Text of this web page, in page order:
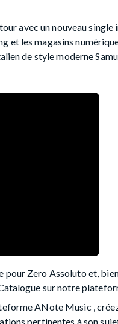
avec un nouveau
et les magasins
de style moderne
pour Zero Assoluto et,
sur notre
ANote Music ,
pertinentes à son